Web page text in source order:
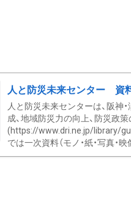
人と防災未来センター 資
人と防災未来センターは、阪神
成、地域防災力の向上、防災政
(https://www.dri.ne.jp/library/
では一次資料（モノ・紙・写真・映